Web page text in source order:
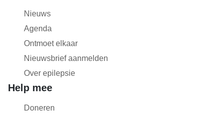
Nieuws
Agenda
Ontmoet elkaar
Nieuwsbrief aanmelden
Over epilepsie
Help mee
Doneren